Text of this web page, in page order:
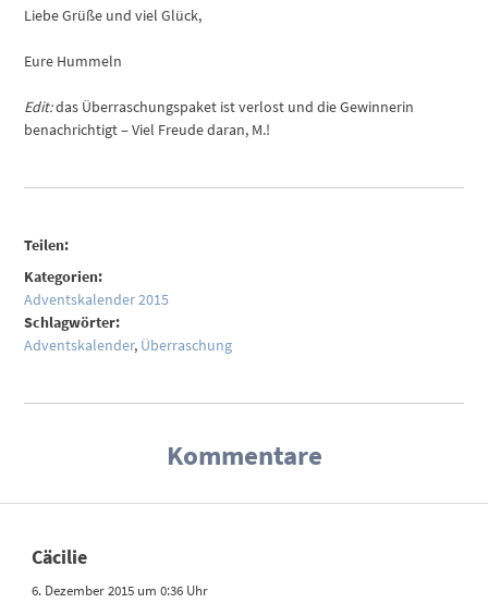
Liebe Grüße und viel Glück,
Eure Hummeln
Edit:das Überraschungspaket ist verlost und die Gewinnerin
benachrichtigt – Viel Freude daran, M.!
Teilen:
Kategorien:
Adventskalender 2015
Schlagwörter:
Adventskalender, Überraschung
Kommentare
Cäcilie
6. Dezember 2015 um 0:36 Uhr